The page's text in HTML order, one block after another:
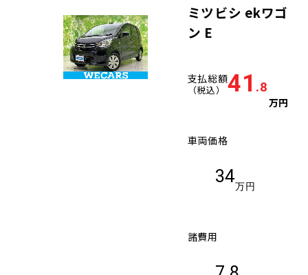
ミツビシ ekワゴ
ン E
支払総額
（税込） 41 .8
万円
車両価格
34
万円
諸費用